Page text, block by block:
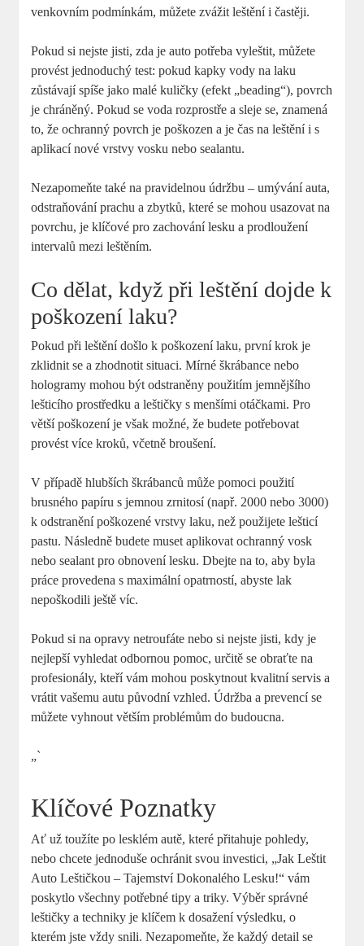
venkovním podmínkám, můžete zvážit leštění i častěji.
Pokud si nejste jisti, zda je auto potřeba vyleštit, můžete
provést jednoduchý test: pokud kapky vody na laku
zůstávají spíše jako malé kuličky (efekt „beading“), povrch
je chráněný. Pokud se voda rozprostře a sleje se, znamená
to, že ochranný povrch je poškozen a je čas na leštění i s
aplikací nové vrstvy vosku nebo sealantu.
Nezapomeňte také na pravidelnou údržbu – umývání auta,
odstraňování prachu a zbytků, které se mohou usazovat na
povrchu, je klíčové pro zachování lesku a prodloužení
intervalů mezi leštěním.
Co dělat, když při leštění dojde k
poškození laku?
Pokud při leštění došlo k poškození laku, první krok je
zklidnit se a zhodnotit situaci. Mírné škrábance nebo
hologramy mohou být odstraněny použitím jemnějšího
lešticího prostředku a leštičky s menšími otáčkami. Pro
větší poškození je však možné, že budete potřebovat
provést více kroků, včetně broušení.
V případě hlubších škrábanců může pomoci použití
brusného papíru s jemnou zrnitosí (např. 2000 nebo 3000)
k odstranění poškozené vrstvy laku, než použijete lešticí
pastu. Následně budete muset aplikovat ochranný vosk
nebo sealant pro obnovení lesku. Dbejte na to, aby byla
práce provedena s maximální opatrností, abyste lak
nepoškodili ještě víc.
Pokud si na opravy netroufáte nebo si nejste jisti, kdy je
nejlepší vyhledat odbornou pomoc, určitě se obraťte na
profesionály, kteří vám mohou poskytnout kvalitní servis a
vrátit vašemu autu původní vzhled. Údržba a prevencí se
můžete vyhnout větším problémům do budoucna.
„`
Klíčové Poznatky
Ať už toužíte po lesklém autě, které přitahuje pohledy,
nebo chcete jednoduše ochránit svou investici, „Jak Leštit
Auto Leštičkou – Tajemství Dokonalého Lesku!“ vám
poskytlo všechny potřebné tipy a triky. Výběr správné
leštičky a techniky je klíčem k dosažení výsledku, o
kterém jste vždy snili. Nezapomeňte, že každý detail se